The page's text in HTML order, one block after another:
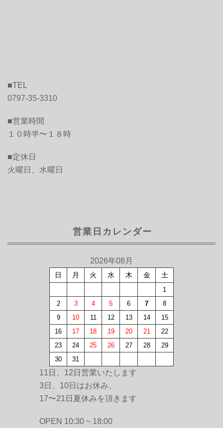
■TEL
0797-35-3310
■営業時間
１０時半〜１８時
■定休日
火曜日、水曜日
営業日カレンダー
2026年08月
日 月 火 水 木 金 土
1
2
3 4 5 6 7
8
9
10 11 12 13 14
15
16
17 18 19 20 21
22
23
24 25 26 27 28
29
30
31
11日、12日営業いたします
3日、10日はお休み、
17〜21日夏休みを頂きます
OPEN 10:30 ~ 18:00